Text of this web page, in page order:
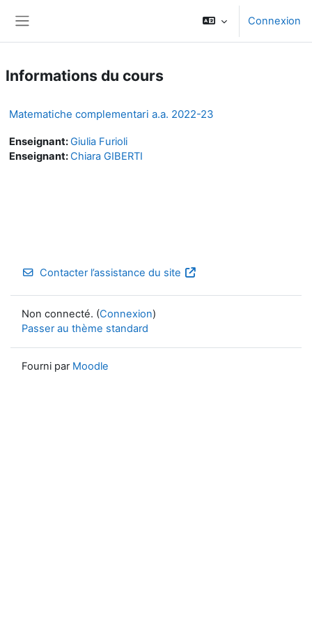
Connexion
Informations du cours
Matematiche complementari a.a. 2022-23
Enseignant:Giulia Furioli
Enseignant:Chiara GIBERTI
Contacter l’assistance du site
Non connecté. (Connexion)
Passer au thème standard
Fourni par Moodle